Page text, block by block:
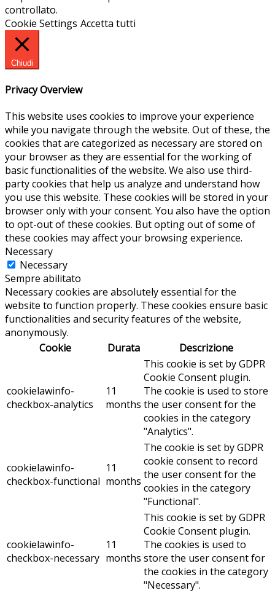
controllato.
Cookie Settings Accetta tutti
Chiudi
Privacy Overview
This website uses cookies to improve your experience
while you navigate through the website. Out of these, the
cookies that are categorized as necessary are stored on
your browser as they are essential for the working of
basic functionalities of the website. We also use third-
party cookies that help us analyze and understand how
you use this website. These cookies will be stored in your
browser only with your consent. You also have the option
to opt-out of these cookies. But opting out of some of
these cookies may affect your browsing experience.
Necessary
Necessary
Sempre abilitato
Necessary cookies are absolutely essential for the
website to function properly. These cookies ensure basic
functionalities and security features of the website,
anonymously.
Cookie
Durata Descrizione
cookielawinfo-
checkbox-analytics
11
months
This cookie is set by GDPR
Cookie Consent plugin.
The cookie is used to store
the user consent for the
cookies in the category
"Analytics".
cookielawinfo-
checkbox-functional
11
months
The cookie is set by GDPR
cookie consent to record
the user consent for the
cookies in the category
"Functional".
cookielawinfo-
checkbox-necessary
11
months
This cookie is set by GDPR
Cookie Consent plugin.
The cookies is used to
store the user consent for
the cookies in the category
"Necessary".